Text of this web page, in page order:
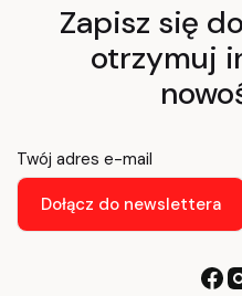
Zapisz się
otrzymuj
Twój adres e-mail
Dołącz do newslettera